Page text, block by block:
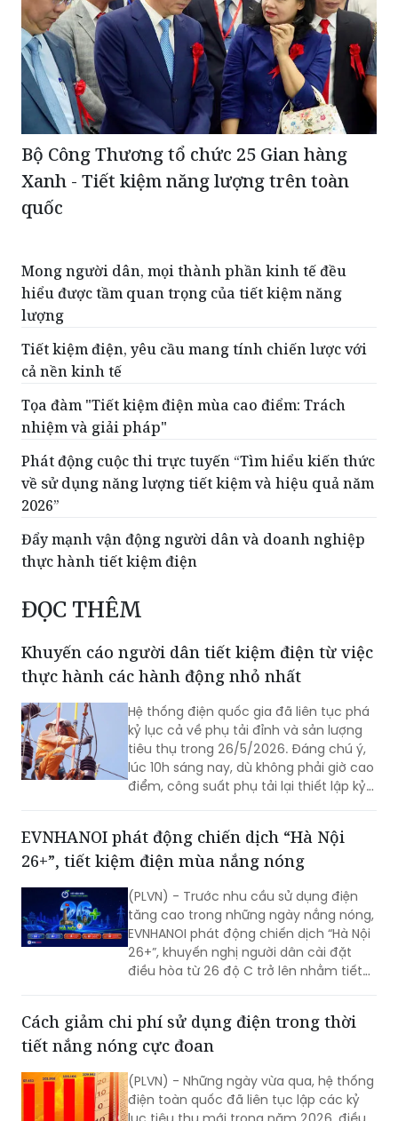
Bộ Công Thương tổ chức 25 Gian hàng
Xanh - Tiết kiệm năng lượng trên toàn
quốc
Mong người dân, mọi thành phần kinh tế đều
hiểu được tầm quan trọng của tiết kiệm năng
lượng
Tiết kiệm điện, yêu cầu mang tính chiến lược với
cả nền kinh tế
Tọa đàm "Tiết kiệm điện mùa cao điểm: Trách
nhiệm và giải pháp"
Phát động cuộc thi trực tuyến “Tìm hiểu kiến thức
về sử dụng năng lượng tiết kiệm và hiệu quả năm
2026”
Đẩy mạnh vận động người dân và doanh nghiệp
thực hành tiết kiệm điện
ĐỌC THÊM
Khuyến cáo người dân tiết kiệm điện từ việc
thực hành các hành động nhỏ nhất
Hệ thống điện quốc gia đã liên tục phá
kỷ lục cả về phụ tải đỉnh và sản lượng
tiêu thụ trong 26/5/2026. Đáng chú ý,
lúc 10h sáng nay, dù không phải giờ cao
điểm, công suất phụ tải lại thiết lập kỷ
tay tiết kiệm điện từ các hành động
nhỏ nhất.
EVNHANOI phát động chiến dịch “Hà Nội
26+”, tiết kiệm điện mùa nắng nóng
(PLVN) - Trước nhu cầu sử dụng điện
tăng cao trong những ngày nắng nóng,
EVNHANOI phát động chiến dịch “Hà Nội
26+”, khuyến nghị người dân cài đặt
điều hòa từ 26 độ C trở lên nhằm tiết
Cách giảm chi phí sử dụng điện trong thời
tiết nắng nóng cực đoan
(PLVN) - Những ngày vừa qua, hệ thống
điện toàn quốc đã liên tục lập các kỷ